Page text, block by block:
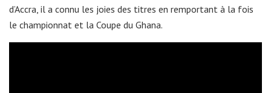
d’Accra, il a connu les joies des titres en remportant à la fois
le championnat et la Coupe du Ghana.